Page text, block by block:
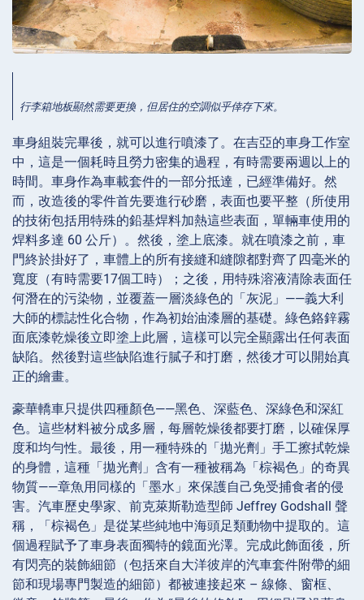
行李箱地板顯然需要更換，但居住的空調似乎倖存下來。
車身組裝完畢後，就可以進行噴漆了。在吉亞的車身工作室
中，這是一個耗時且勞力密集的過程，有時需要兩週以上的
時間。車身作為車載套件的一部分抵達，已經準備好。然
而，改造後的零件首先要進行砂磨，表面也要平整（所使用
的技術包括用特殊的鉛基焊料加熱這些表面，單輛車使用的
焊料多達 60 公斤）。然後，塗上底漆。就在噴漆之前，車
門終於掛好了，車體上的所有接縫和縫隙都對齊了四毫米的
寬度（有時需要17個工時）；之後，用特殊溶液清除表面任
何潛在的污染物，並覆蓋一層淡綠色的「灰泥」——義大利
大師的標誌性化合物，作為初始油漆層的基礎。綠色鉻鋅霧
面底漆乾燥後立即塗上此層，這樣可以完全顯露出任何表面
缺陷。然後對這些缺陷進行膩子和打磨，然後才可以開始真
正的繪畫。
豪華轎車只提供四種顏色——黑色、深藍色、深綠色和深紅
色。這些材料被分成多層，每層乾燥後都要打磨，以確保厚
度和均勻性。最後，用一種特殊的「拋光劑」手工擦拭乾燥
的身體，這種「拋光劑」含有一種被稱為「棕褐色」的奇異
物質——章魚用同樣的「墨水」來保護自己免受捕食者的侵
害。汽車歷史學家、前克萊斯勒造型師 Jeffrey Godshall 聲
稱，「棕褐色」是從某些純地中海頭足類動物中提取的。這
個過程賦予了車身表面獨特的鏡面光澤。完成此飾面後，所
有閃亮的裝飾細節（包括來自大洋彼岸的汽車套件附帶的細
節和現場專門製造的細節）都被連接起來 – 線條、窗框、